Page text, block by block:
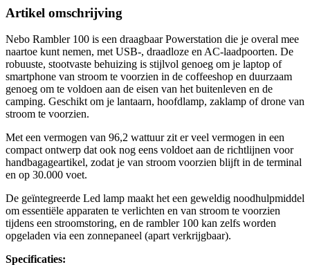
Artikel omschrijving
Nebo Rambler 100 is een draagbaar Powerstation die je overal mee
naartoe kunt nemen, met USB-, draadloze en AC-laadpoorten. De
robuuste, stootvaste behuizing is stijlvol genoeg om je laptop of
smartphone van stroom te voorzien in de coffeeshop en duurzaam
genoeg om te voldoen aan de eisen van het buitenleven en de
camping. Geschikt om je lantaarn, hoofdlamp, zaklamp of drone van
stroom te voorzien.
Met een vermogen van 96,2 wattuur zit er veel vermogen in een
compact ontwerp dat ook nog eens voldoet aan de richtlijnen voor
handbagageartikel, zodat je van stroom voorzien blijft in de terminal
en op 30.000 voet.
De geïntegreerde Led lamp maakt het een geweldig noodhulpmiddel
om essentiële apparaten te verlichten en van stroom te voorzien
tijdens een stroomstoring, en de rambler 100 kan zelfs worden
opgeladen via een zonnepaneel (apart verkrijgbaar).
Specificaties: